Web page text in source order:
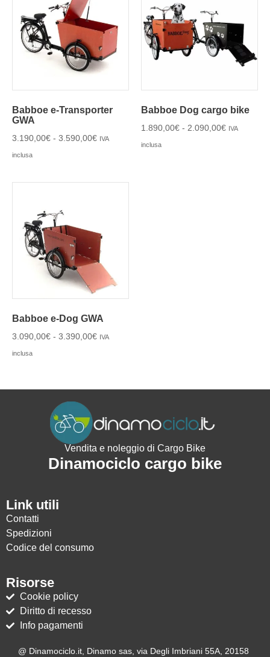
Babboe e-Transporter
GWA
3.190,00€ - 3.590,00€ IVA
inclusa
Babboe Dog cargo bike
1.890,00€ - 2.090,00€ IVA
inclusa
Babboe e-Dog GWA
3.090,00€ - 3.390,00€ IVA
inclusa
Vendita e noleggio di Cargo Bike
Dinamociclo cargo bike
Link utili
Contatti
Spedizioni
Codice del consumo
Risorse
Cookie policy
Diritto di recesso
Info pagamenti
@ Dinamociclo.it, Dinamo sas, via Degli Imbriani 55A, 20158